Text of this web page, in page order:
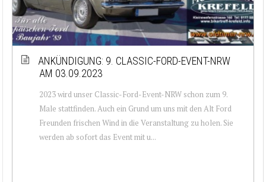
ANKÜNDIGUNG: 9. CLASSIC-FORD-EVENT-NRW
AM 03.09.2023
2023 wird unser Classic-Ford-Event-NRW schon zum 9.
Male stattfinden. Auch ein Grund um uns mit den Alt Ford
Freunden frischen Wind in die Veranstaltung zu holen. Sie
werden ab sofort das Event mit u...